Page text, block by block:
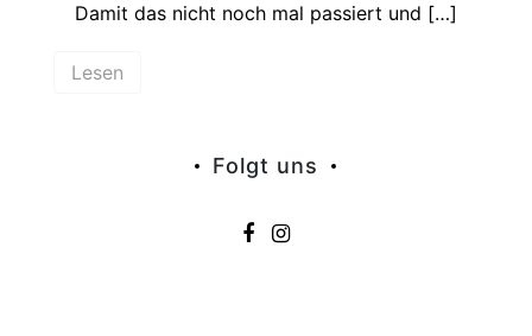
Damit das nicht noch mal passiert und […]
Lesen
Folgt uns